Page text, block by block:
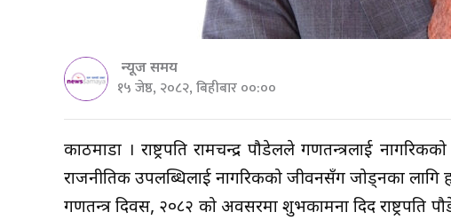
न्यूज समय
१५ जेष्ठ, २०८२, बिहीबार ००:००
काठमाडौँ । राष्ट्रपति रामचन्द्र पौडेलले गणतन्त्रलाई
राजनीतिक उपलब्धिलाई नागरिकको जीवनसँग जोड्नका लागि
गणतन्त्र दिवस, २०८२ को अवसरमा शुभकामना दिदैँ राष्ट्रपति